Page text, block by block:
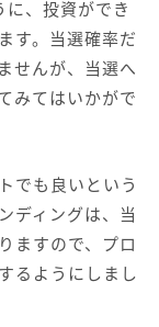
、投資ができ
す。当選確率だ
せんが、当選へ
みてはいかがで
でも良いという
ディングは、当
ますので、プロ
るようにしまし